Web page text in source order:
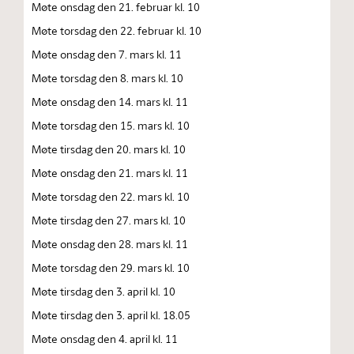
Møte onsdag den 21. februar kl. 10
Møte torsdag den 22. februar kl. 10
Møte onsdag den 7. mars kl. 11
Møte torsdag den 8. mars kl. 10
Møte onsdag den 14. mars kl. 11
Møte torsdag den 15. mars kl. 10
Møte tirsdag den 20. mars kl. 10
Møte onsdag den 21. mars kl. 11
Møte torsdag den 22. mars kl. 10
Møte tirsdag den 27. mars kl. 10
Møte onsdag den 28. mars kl. 11
Møte torsdag den 29. mars kl. 10
Møte tirsdag den 3. april kl. 10
Møte tirsdag den 3. april kl. 18.05
Møte onsdag den 4. april kl. 11